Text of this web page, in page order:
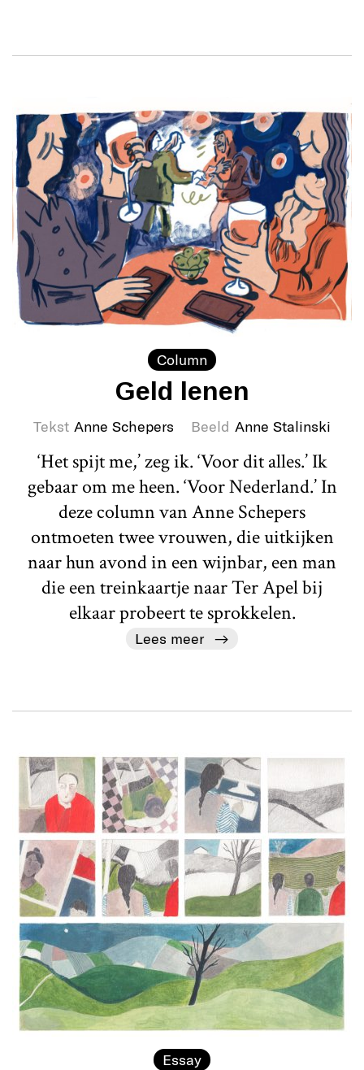
Column
Geld lenen
Tekst Anne Schepers Beeld Anne Stalinski
‘Het spijt me,’ zeg ik. ‘Voor dit alles.’ Ik
gebaar om me heen. ‘Voor Nederland.’ In
deze column van Anne Schepers
ontmoeten twee vrouwen, die uitkijken
naar hun avond in een wijnbar, een man
die een treinkaartje naar Ter Apel bij
elkaar probeert te sprokkelen.
Lees meer
Essay